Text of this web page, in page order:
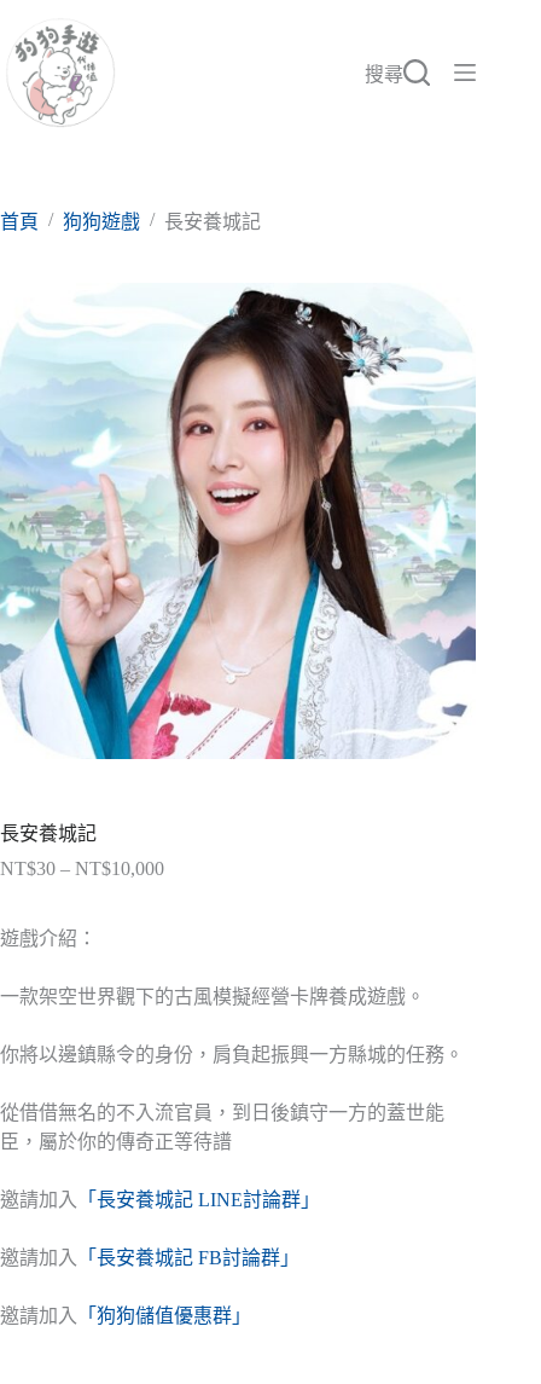
至
要
搜尋
首頁 / 狗狗遊戲 / 長安養城記
長安養城記
NT$30 – NT$10,000價
NT$30
到
遊戲介紹：
一款架空世界觀下的古風模擬經營卡牌養成遊戲。
你將以邊鎮縣令的身份，肩負起振興一方縣城的任務。
從借借無名的不入流官員，到日後鎮守一方的蓋世能
臣，屬於你的傳奇正等待譜
邀請加入 「長安養城記 LINE討論群」
邀請加入 「長安養城記 FB討論群」
邀請加入 「狗狗儲值優惠群」